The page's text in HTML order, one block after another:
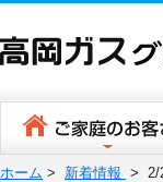
ホーム > 新着情報 > 2/